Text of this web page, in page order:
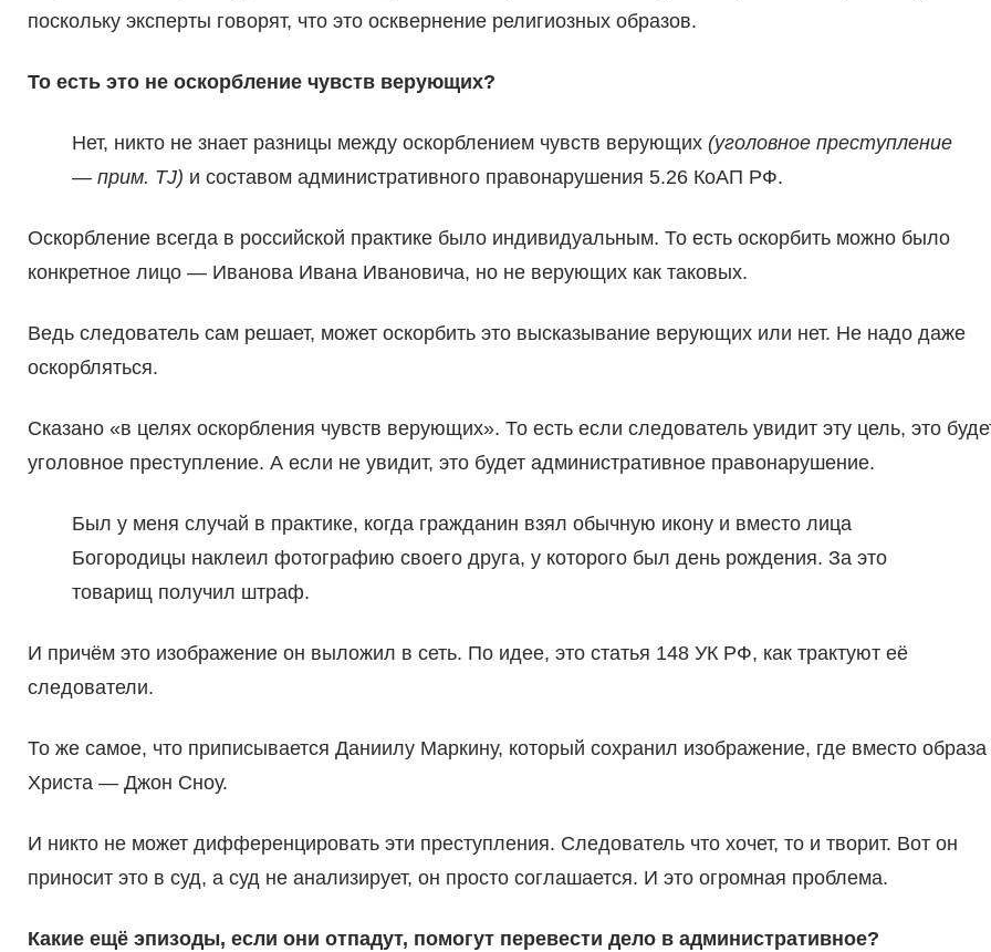
поскольку эксперты говорят, что это осквернение религиозных образов.
То есть это не оскорбление чувств верующих?
Нет, никто не знает разницы между оскорблением чувств верующих (уголовное преступление
— прим. TJ) и составом административного правонарушения 5.26 КоАП РФ.
Оскорбление всегда в российской практике было индивидуальным. То есть оскорбить можно было
конкретное лицо — Иванова Ивана Ивановича, но не верующих как таковых.
Ведь следователь сам решает, может оскорбить это высказывание верующих или нет. Не надо даже
оскорбляться.
Сказано «в целях оскорбления чувств верующих». То есть если следователь увидит эту цель, это
уголовное преступление. А если не увидит, это будет административное правонарушение.
Был у меня случай в практике, когда гражданин взял обычную икону и вместо лица
Богородицы наклеил фотографию своего друга, у которого был день рождения. За это
товарищ получил штраф.
И причём это изображение он выложил в сеть. По идее, это статья 148 УК РФ, как трактуют её
следователи.
То же самое, что приписывается Даниилу Маркину, который сохранил изображение, где вместо образа
Христа — Джон Сноу.
И никто не может дифференцировать эти преступления. Следователь что хочет, то и творит. Вот он
приносит это в суд, а суд не анализирует, он просто соглашается. И это огромная проблема.
Какие ещё эпизоды, если они отпадут, помогут перевести дело в административное?